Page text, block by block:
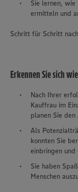
Sie lernen,
ermitteln und
Schritt für Schritt
Erkennen Sie sich
Nach Ihrer
Kauffrau im
planen Sie
Als
konnten Sie
einbringen und
Sie haben
Menschen